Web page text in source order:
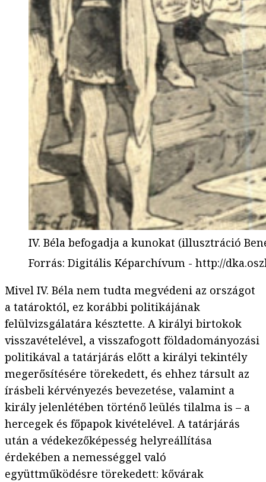
IV. Béla befogadja a kunokat (illusztráció
Forrás: Digitális Képarchívum - http://
Mivel IV. Béla nem tudta megvédeni az országot
a tatároktól, ez korábbi politikájának
felülvizsgálatára késztette. A királyi birtokok
visszavételével, a visszafogott földadományozási
politikával a tatárjárás előtt a királyi tekintély
megerősítésére törekedett, és ehhez társult az
írásbeli kérvényezés bevezetése, valamint a
király jelenlétében történő leülés tilalma is – a
hercegek és főpapok kivételével. A tatárjárás
után a védekezőképesség helyreállítása
érdekében a nemességgel való
együttműködésre törekedett: kővárak